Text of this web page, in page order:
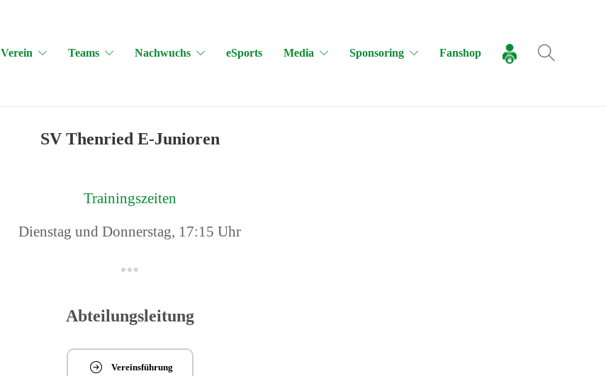
Verein Teams Nachwuchs eSports Media Sponsoring Fanshop
SV Thenried E-Junioren
Trainingszeiten
Dienstag und Donnerstag, 17:15 Uhr
Abteilungsleitung
Vereinsführung